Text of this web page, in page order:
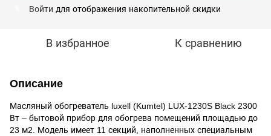
Войти для отображения накопительной скидки
В избранное К сравнению
Описание
Масляный обогреватель luxell (Kumtel) LUX-1230S Black 2300
Вт – бытовой прибор для обогрева помещений площадью до
23 м2. Модель имеет 11 секций, наполненных специальным